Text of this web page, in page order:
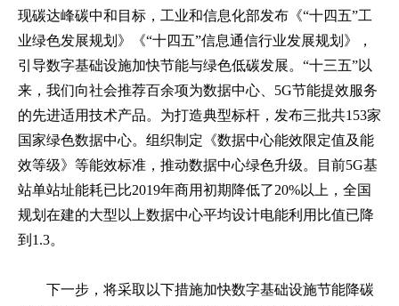
现碳达峰碳中和目标，工业和信息化部发布《“十四五”工
业绿色发展规划》《“十四五”信息通信行业发展规划》，
引导数字基础设施加快节能与绿色低碳发展。“十三五”以
来，我们向社会推荐百余项为数据中心、5G节能提效服务
的先进适用技术产品。为打造典型标杆，发布三批共153家
国家绿色数据中心。组织制定《数据中心能效限定值及能
效等级》等能效标准，推动数据中心绿色升级。目前5G基
站单站址能耗已比2019年商用初期降低了20%以上，全国
规划在建的大型以上数据中心平均设计电能利用比值已降
到1.3。
下一步，将采取以下措施加快数字基础设施节能降碳